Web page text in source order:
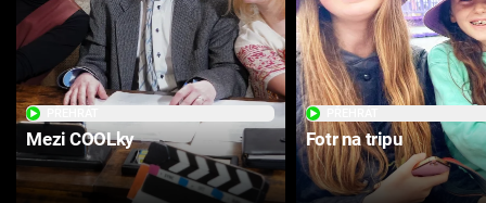
Mezi COOLky Fotr na tripu